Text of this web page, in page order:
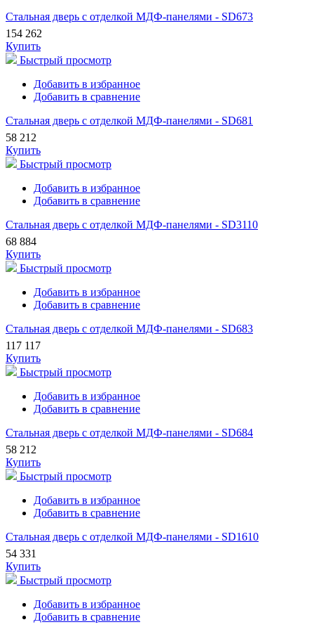
Стальная дверь с отделкой МДФ-панелями - SD673
154 262
Купить
Быстрый просмотр
Добавить в избранное
Добавить в сравнение
Стальная дверь с отделкой МДФ-панелями - SD681
58 212
Купить
Быстрый просмотр
Добавить в избранное
Добавить в сравнение
Стальная дверь с отделкой МДФ-панелями - SD3110
68 884
Купить
Быстрый просмотр
Добавить в избранное
Добавить в сравнение
Стальная дверь с отделкой МДФ-панелями - SD683
117 117
Купить
Быстрый просмотр
Добавить в избранное
Добавить в сравнение
Стальная дверь с отделкой МДФ-панелями - SD684
58 212
Купить
Быстрый просмотр
Добавить в избранное
Добавить в сравнение
Стальная дверь с отделкой МДФ-панелями - SD1610
54 331
Купить
Быстрый просмотр
Добавить в избранное
Добавить в сравнение